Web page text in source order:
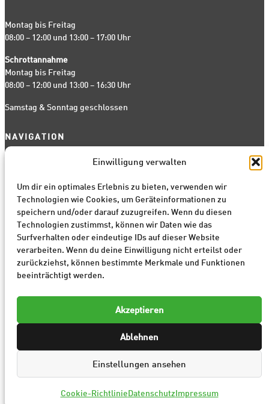
Einwilligung verwalten
Um dir ein optimales Erlebnis zu bieten, verwenden wir
Technologien wie Cookies, um Geräteinformationen zu
speichern und/oder darauf zuzugreifen. Wenn du diesen
Technologien zustimmst, können wir Daten wie das
Surfverhalten oder eindeutige IDs auf dieser Website
verarbeiten. Wenn du deine Einwilligung nicht erteilst oder
zurückziehst, können bestimmte Merkmale und Funktionen
beeinträchtigt werden.
Akzeptieren
Ablehnen
Einstellungen ansehen
Cookie-RichtlinieDatenschutzImpressum
Montag bis Freitag
08:00 – 12:00 und 13:00 – 17:00 Uhr
Schrottannahme
Montag bis Freitag
08:00 – 12:00 und 13:00 – 16:30 Uhr
Samstag & Sonntag geschlossen
NAVIGATION
Abschleppdienst
Schrottpreise
Ersatzteilanfrage
Kontakt
LinkedIn
Cookie-Richtlinie Barrierefreiheit